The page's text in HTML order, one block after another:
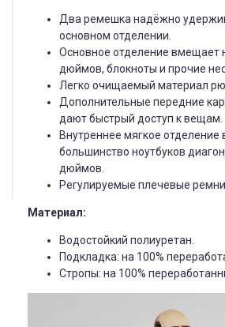
Два ремешка надёжно
основном отделении.
Основное отделение вмещает
дюймов, блокноты и прочие
Легко очищаемый материал
Дополнительные передние
дают быстрый доступ к вещам.
Внутреннее мягкое
большинство ноутбуков
дюймов.
Регулируемые плечевые
Материал:
Водостойкий полиуретан.
Подкладка: на 100%
Стропы: на 100%